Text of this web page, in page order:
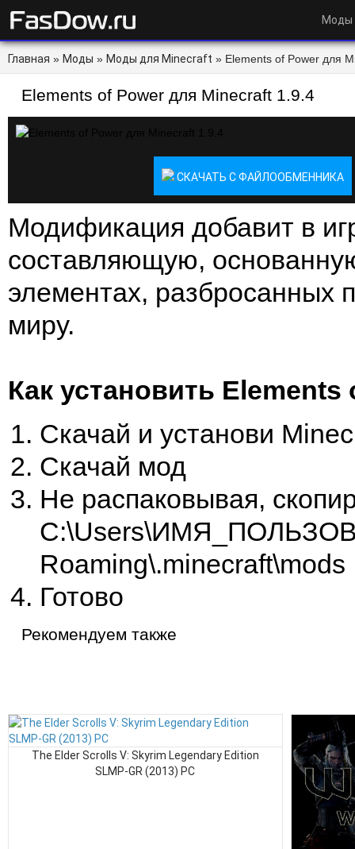
Моды
Главная » Моды » Моды для Minecraft » Elements of Power для
Elements of Power для Minecraft 1.9.4
СКАЧАТЬ С ФАЙЛООБМЕННИКА
Модификация добавит в
составляющую,
элементах, разбросанных
миру.
Как установить Elements
Скачай и установи
Скачай мод
Не распаковывая,
Roaming\.minecraft\mods
Готово
Рекомендуем также
The Elder Scrolls V: Skyrim Legendary Edition
SLMP-GR (2013) PC